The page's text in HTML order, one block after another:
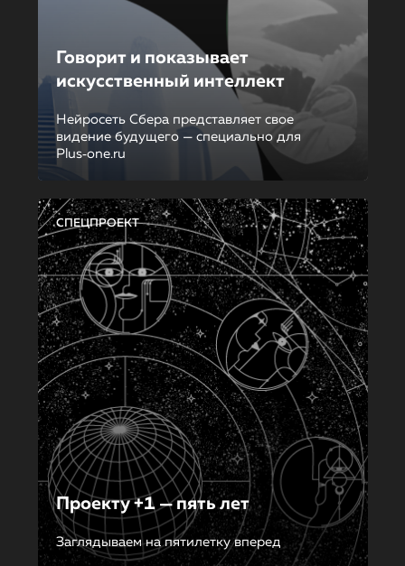
Говорит и показывает
искусственный интеллект
Нейросеть Сбера представляет свое
видение будущего — специально для
Plus‑one.ru
СПЕЦПРОЕКТ
Проекту +1 — пять лет
Заглядываем на пятилетку вперед